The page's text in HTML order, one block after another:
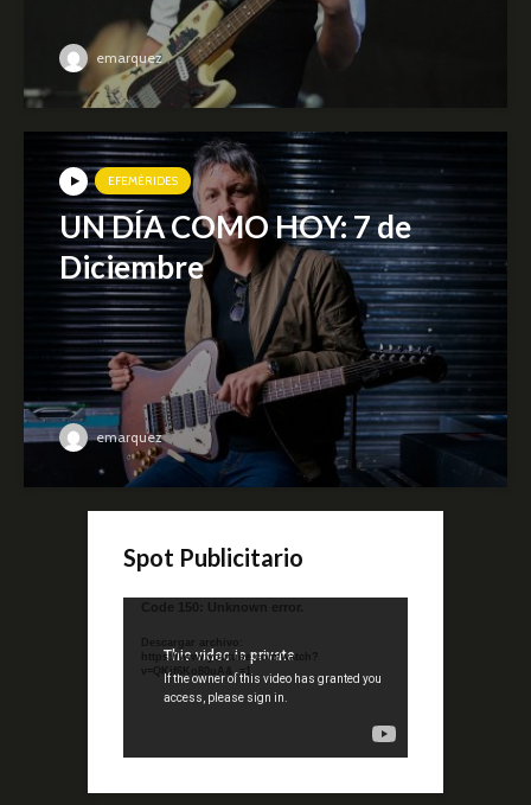
emarquez
EFEMÉRIDES
UN DÍA COMO HOY: 7 de
Diciembre
emarquez
Spot Publicitario
Reproductor
video
Code 150: Unknown error.
Descargar archivo:
https://www.youtube.com/watch?
v=QKif6Ko80uA&_=1